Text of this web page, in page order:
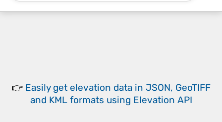
👉 Easily get elevation data in JSON, GeoTIFF
and KML formats using Elevation API